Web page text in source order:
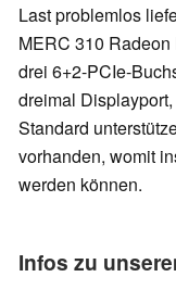
Last problemlos
MERC 310
drei 6+2-PCIe-
dreimal
Standard
vorhanden, womit
werden können.
Infos zu